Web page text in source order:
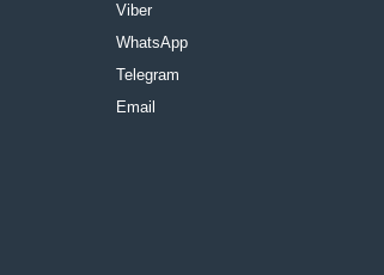
Viber
WhatsApp
Telegram
Email